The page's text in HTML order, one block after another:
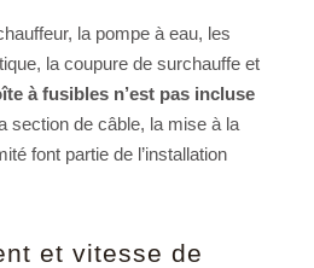
la pompe à eau, les
la coupure de surchauffe et
à fusibles n’est pas incluse
section de câble, la mise à la
font partie de l’installation
et vitesse de